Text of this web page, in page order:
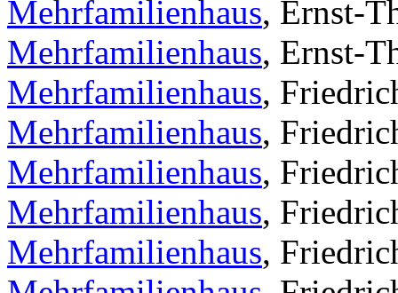
Mehrfamilienhaus, Ernst-
Mehrfamilienhaus, Ernst-
Mehrfamilienhaus,
Mehrfamilienhaus,
Mehrfamilienhaus,
Mehrfamilienhaus,
Mehrfamilienhaus,